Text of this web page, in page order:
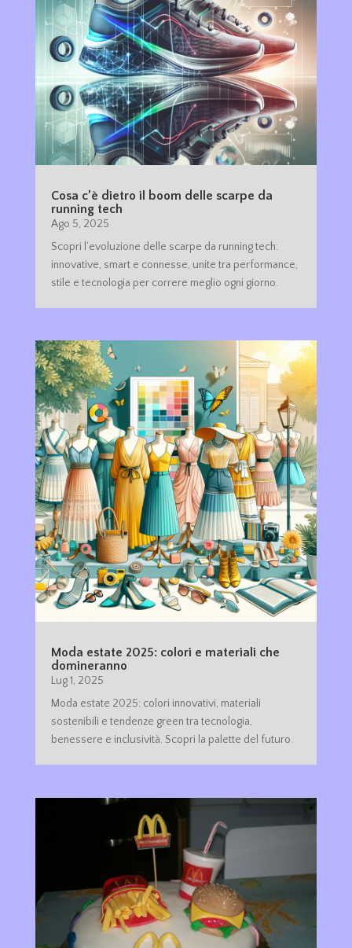
Cosa c’è dietro il boom delle scarpe da
running tech
Ago 5, 2025
Scopri l’evoluzione delle scarpe da running tech:
innovative, smart e connesse, unite tra performance,
stile e tecnologia per correre meglio ogni giorno.
Moda estate 2025: colori e materiali che
domineranno
Lug 1, 2025
Moda estate 2025: colori innovativi, materiali
sostenibili e tendenze green tra tecnologia,
benessere e inclusività. Scopri la palette del futuro.